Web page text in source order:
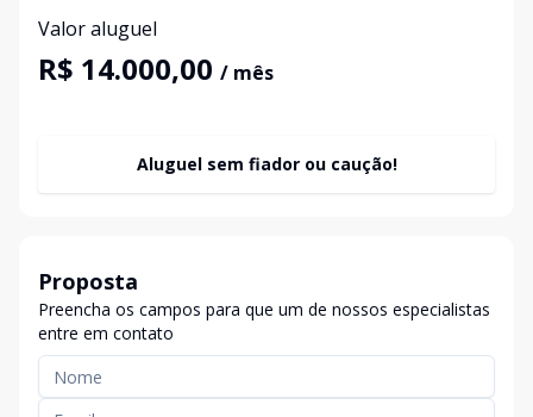
Valor aluguel
R$ 14.000,00 / mês
Aluguel sem fiador ou caução!
Proposta
Preencha os campos para que um de nossos especialistas
entre em contato